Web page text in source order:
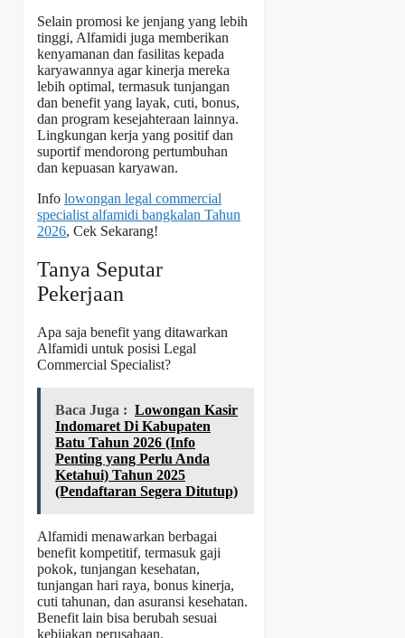
Selain promosi ke jenjang yang lebih
tinggi, Alfamidi juga memberikan
kenyamanan dan fasilitas kepada
karyawannya agar kinerja mereka
lebih optimal, termasuk tunjangan
dan benefit yang layak, cuti, bonus,
dan program kesejahteraan lainnya.
Lingkungan kerja yang positif dan
suportif mendorong pertumbuhan
dan kepuasan karyawan.
Info lowongan legal commercial
specialist alfamidi bangkalan Tahun
2026, Cek Sekarang!
Tanya Seputar
Pekerjaan
Apa saja benefit yang ditawarkan
Alfamidi untuk posisi Legal
Commercial Specialist?
Baca Juga : Lowongan Kasir
Indomaret Di Kabupaten
Batu Tahun 2026 (Info
Penting yang Perlu Anda
Ketahui) Tahun 2025
(Pendaftaran Segera Ditutup)
Alfamidi menawarkan berbagai
benefit kompetitif, termasuk gaji
pokok, tunjangan kesehatan,
tunjangan hari raya, bonus kinerja,
cuti tahunan, dan asuransi kesehatan.
Benefit lain bisa berubah sesuai
kebijakan perusahaan.